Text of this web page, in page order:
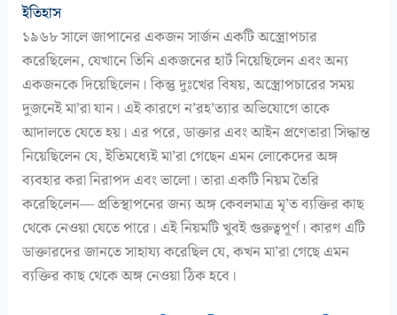
ইতিহাস
১৯৬৮ সালে জাপানের একজন সার্জন একটি অস্ত্রোপচার
করেছিলেন, যেখানে তিনি একজনের হার্ট নিয়েছিলেন এবং অন্য
একজনকে দিয়েছিলেন। কিন্তু দুঃখের বিষয়, অস্ত্রোপচারের সময়
দুজনেই মা’রা যান। এই কারণে ন’রহ’ত্যার অভিযোগে তাকে
আদালতে যেতে হয়। এর পরে, ডাক্তার এবং আইন প্রণেতারা সিদ্ধান্ত
নিয়েছিলেন যে, ইতিমধ্যেই মা’রা গেছেন এমন লোকেদের অঙ্গ
ব্যবহার করা নিরাপদ এবং ভালো। তারা একটি নিয়ম তৈরি
করেছিলেন— প্রতিস্থাপনের জন্য অঙ্গ কেবলমাত্র মৃ’ত ব্যক্তির কাছ
থেকে নেওয়া যেতে পারে। এই নিয়মটি খুবই গুরুত্বপূর্ণ। কারণ এটি
ডাক্তারদের জানতে সাহায্য করেছিল যে, কখন মা’রা গেছে এমন
ব্যক্তির কাছ থেকে অঙ্গ নেওয়া ঠিক হবে।